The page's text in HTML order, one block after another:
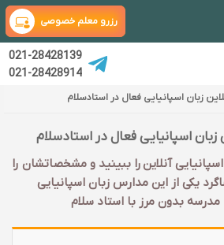
رزرو معلم خصوصی
021-28428139
021-28428914
زبان اسپانیایی فعال در استادسلام
اسپانیایی فعال در استادسلام
آنلاین را ببینید و مشخصاتشان را
یکی از این مدارس زبان اسپانیایی
مدرسه بدون مرز با استاد سلام